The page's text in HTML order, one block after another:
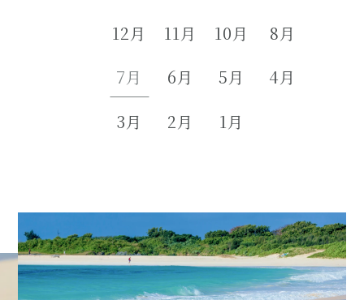
12月 11月 10月
8月
7月
6月 5月
4月
3月
2月 1月